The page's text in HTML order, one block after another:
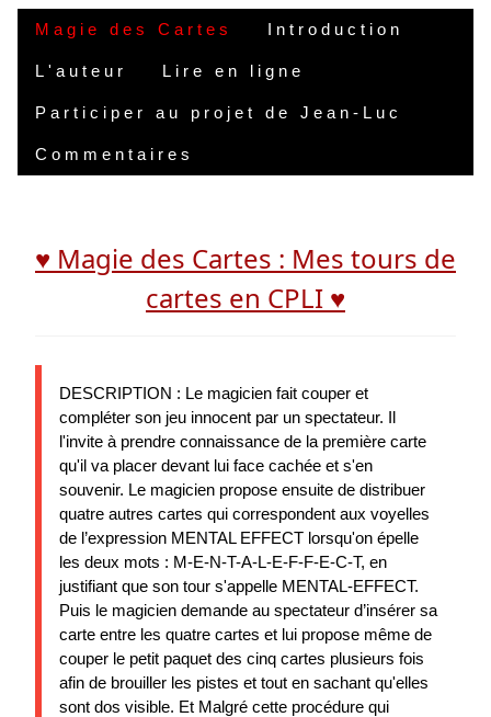
Magie des Cartes Introduction
L'auteur Lire en ligne
Participer au projet de Jean-Luc
Commentaires
♥ Magie des Cartes : Mes tours de
cartes en CPLI ♥
DESCRIPTION : Le magicien fait couper et
compléter son jeu innocent par un spectateur. Il
l'invite à prendre connaissance de la première carte
qu'il va placer devant lui face cachée et s'en
souvenir. Le magicien propose ensuite de distribuer
quatre autres cartes qui correspondent aux voyelles
de l’expression MENTAL EFFECT lorsqu'on épelle
les deux mots : M-E-N-T-A-L-E-F-F-E-C-T, en
justifiant que son tour s'appelle MENTAL-EFFECT.
Puis le magicien demande au spectateur d’insérer sa
carte entre les quatre cartes et lui propose même de
couper le petit paquet des cinq cartes plusieurs fois
afin de brouiller les pistes et tout en sachant qu'elles
sont dos visible. Et Malgré cette procédure qui